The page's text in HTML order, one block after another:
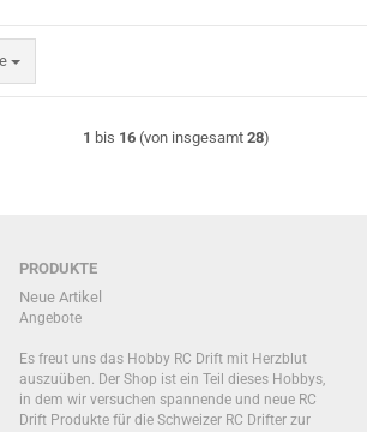
1 bis 16 (von insgesamt28)
PRODUKTE
Neue Artikel
Angebote
Es freut uns das Hobby RC Drift mit Herzblut
auszuüben. Der Shop ist ein Teil dieses Hobbys,
in dem wir versuchen spannende und neue RC
Drift Produkte für die Schweizer RC Drifter zur